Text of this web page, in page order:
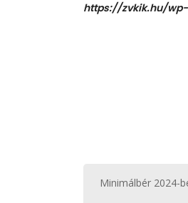
https://zvkik.hu/
Minimálbér 2024-